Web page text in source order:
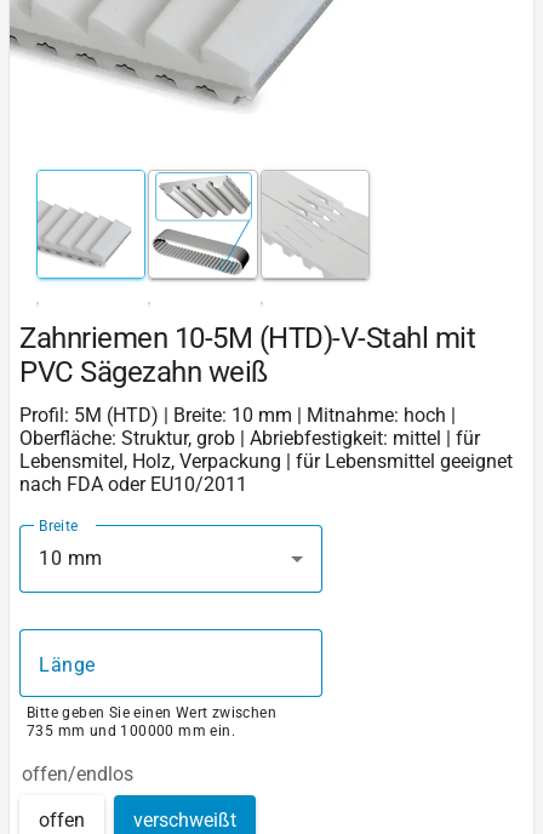
Zahnriemen 10-5M (HTD)-V-Stahl mit
PVC Sägezahn weiß
Profil: 5M (HTD) | Breite: 10 mm | Mitnahme: hoch |
Oberfläche: Struktur, grob | Abriebfestigkeit: mittel | für
Lebensmitel, Holz, Verpackung | für Lebensmittel geeignet
nach FDA oder EU10/2011
Breite
10 mm
Länge
Bitte geben Sie einen Wert zwischen
735 mm und 100000 mm ein.
offen/endlos
offen verschweißt